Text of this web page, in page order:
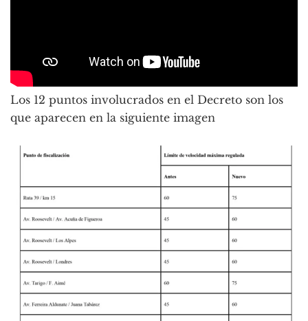
Los 12 puntos involucrados en el Decreto son los
que aparecen en la siguiente imagen